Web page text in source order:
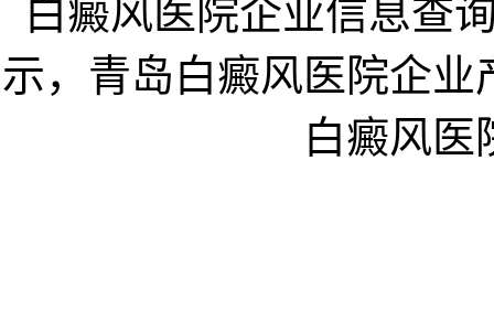
白癜风医院企业信息查
示，青岛白癜风医院企
白癜风医